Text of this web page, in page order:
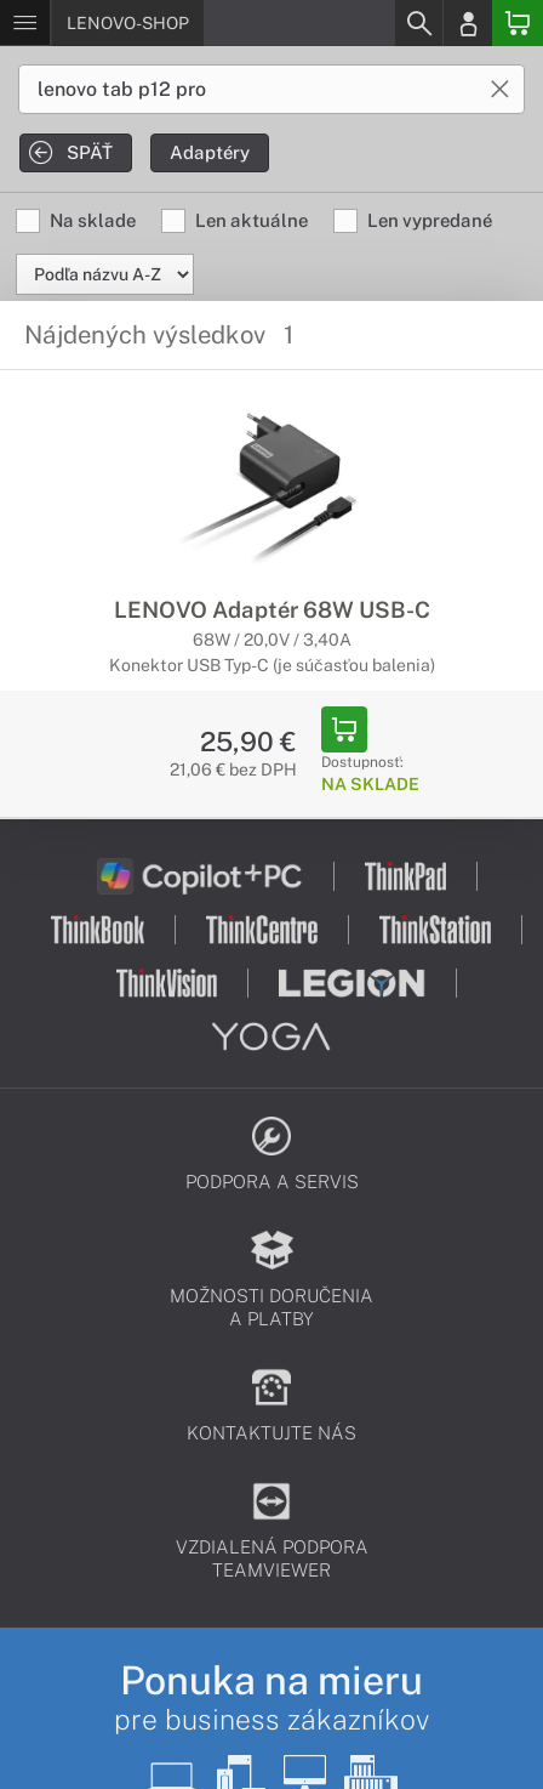
LENOVO-SHOP
SPÄŤ Adaptéry
Na sklade Len aktuálne Len vypredané
Nájdených výsledkov 1
LENOVO Adaptér 68W USB-C
68W / 20,0V / 3,40A
Konektor USB Typ-C (je súčasťou balenia)
25,90 €
21,06 € bez DPH Dostupnosť:
NA SKLADE
PODPORA A SERVIS
MOŽNOSTI DORUČENIA
A PLATBY
KONTAKTUJTE NÁS
VZDIALENÁ PODPORA
TEAMVIEWER
Ponuka na mieru
pre business zákazníkov